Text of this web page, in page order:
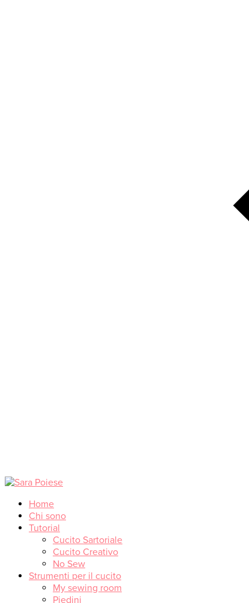
Home
Chi sono
Tutorial
Cucito Sartoriale
Cucito Creativo
No Sew
Strumenti per il cucito
My sewing room
Piedini